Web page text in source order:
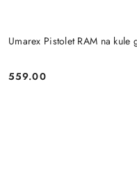
Umarex Pistolet RAM na
Cena:
559.00